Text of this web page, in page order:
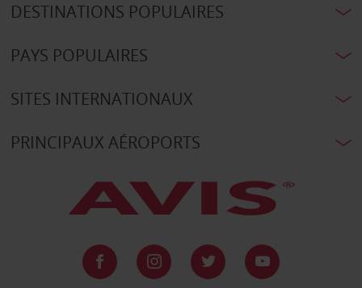
DESTINATIONS POPULAIRES
PAYS POPULAIRES
SITES INTERNATIONAUX
PRINCIPAUX AÉROPORTS